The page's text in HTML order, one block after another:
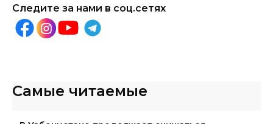
Следите за нами в соц.сетях
Самые читаемые